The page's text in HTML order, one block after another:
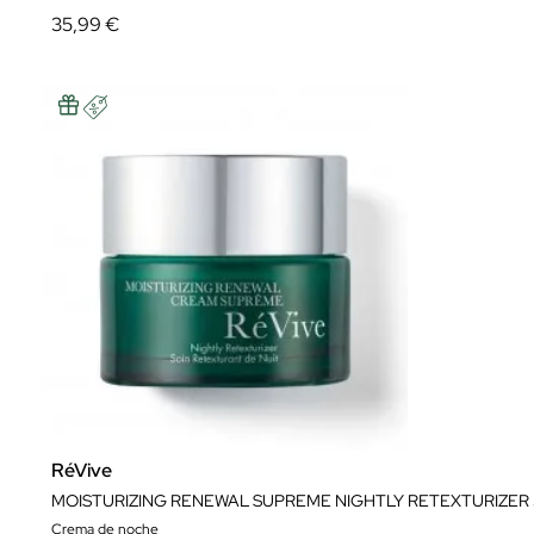
35,99 €
RéVive
MOISTURIZING RENEWAL SUPREME NIGHTLY
Crema de noche